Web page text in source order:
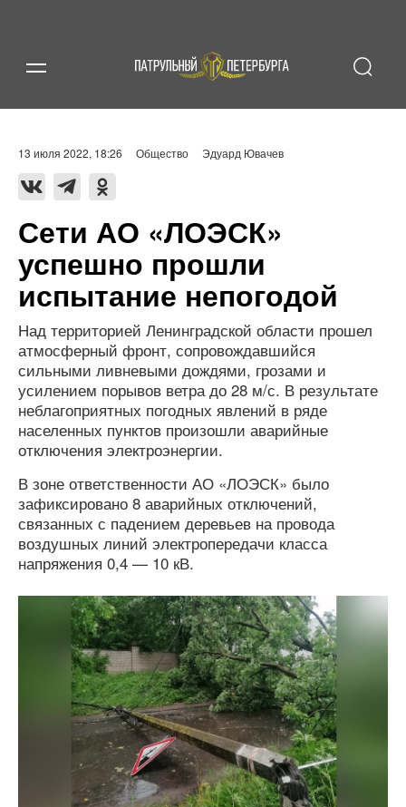
13 июля 2022, 18:26 Общество Эдуард Ювачев
Сети АО «ЛОЭСК»
успешно прошли
испытание непогодой
Над территорией Ленинградской области прошел
атмосферный фронт, сопровождавшийся
сильными ливневыми дождями, грозами и
усилением порывов ветра до 28 м/с. В результате
неблагоприятных погодных явлений в ряде
населенных пунктов произошли аварийные
отключения электроэнергии.
В зоне ответственности АО «ЛОЭСК» было
зафиксировано 8 аварийных отключений,
связанных с падением деревьев на провода
воздушных линий электропередачи класса
напряжения 0,4 — 10 кВ.